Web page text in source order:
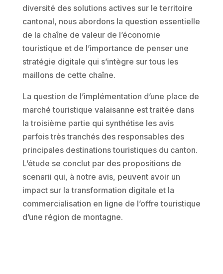
diversité des solutions actives sur le territoire
cantonal, nous abordons la question essentielle
de la chaîne de valeur de l’économie
touristique et de l’importance de penser une
stratégie digitale qui s’intègre sur tous les
maillons de cette chaîne.
La question de l’implémentation d’une place de
marché touristique valaisanne est traitée dans
la troisième partie qui synthétise les avis
parfois très tranchés des responsables des
principales destinations touristiques du canton.
L’étude se conclut par des propositions de
scenarii qui, à notre avis, peuvent avoir un
impact sur la transformation digitale et la
commercialisation en ligne de l’offre touristique
d’une région de montagne.